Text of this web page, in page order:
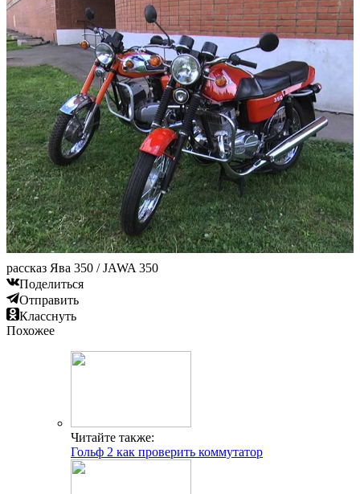
рассказ Ява 350 / JAWA 350
Поделиться
Отправить
Класснуть
Похожее
Читайте также:
Гольф 2 как проверить коммутатор